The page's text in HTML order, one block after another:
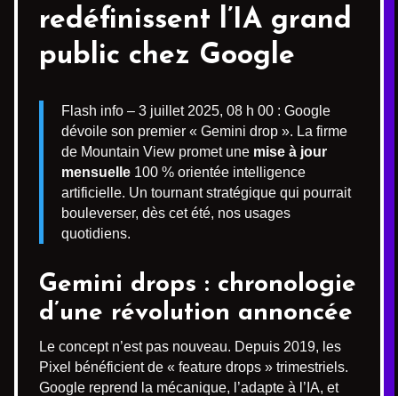
redéfinissent l’IA grand
public chez Google
Flash info – 3 juillet 2025, 08 h 00 : Google
dévoile son premier « Gemini drop ». La firme
de Mountain View promet une mise à jour
mensuelle 100 % orientée intelligence
artificielle. Un tournant stratégique qui pourrait
bouleverser, dès cet été, nos usages
quotidiens.
Gemini drops : chronologie
d’une révolution annoncée
Le concept n’est pas nouveau. Depuis 2019, les
Pixel bénéficient de « feature drops » trimestriels.
Google reprend la mécanique, l’adapte à l’IA, et